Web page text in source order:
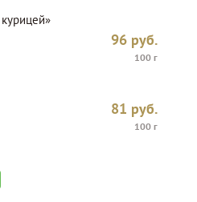
96 руб.
100 г
81 руб.
100 г